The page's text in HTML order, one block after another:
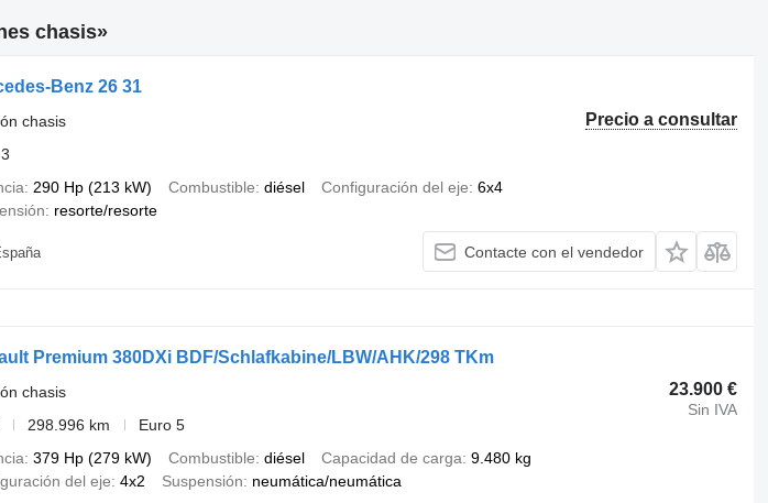
chasis»
Benz 26 31
Precio a consultar
chasis
290 Hp (213 kW) Combustible diésel Configuración del eje 6x4
resorte/resorte
Contacte con el vendedor
Premium 380DXi BDF/Schlafkabine/LBW/AHK/298 TKm
23.900 €
Sin IVA
chasis
298.996 km
Euro 5
379 Hp (279 kW) Combustible diésel Capacidad de carga 9.480 kg
del eje 4x2 Suspensión neumática/neumática